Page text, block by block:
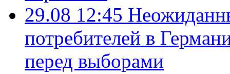
29.08 12:45
потребителей в
перед выборами